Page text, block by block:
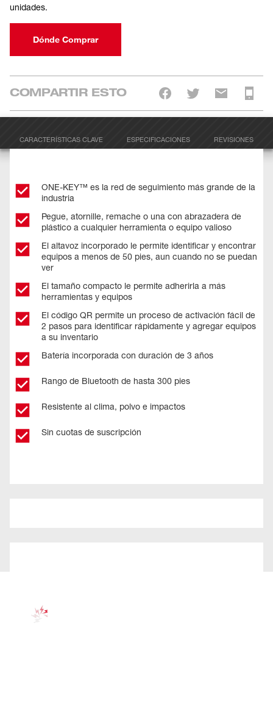
unidades.
Dónde Comprar
COMPARTIR ESTO
CARACTERÍSTICAS CLAVE ESPECIFICACIONES REVISIONES
ONE-KEY™ es la red de seguimiento más grande de la
industria
Pegue, atornille, remache o una con abrazadera de
plástico a cualquier herramienta o equipo valioso
El altavoz incorporado le permite identificar y encontrar
equipos a menos de 50 pies, aun cuando no se puedan
ver
El tamaño compacto le permite adherirla a más
herramientas y equipos
El código QR permite un proceso de activación fácil de
2 pasos para identificar rápidamente y agregar equipos
a su inventario
Batería incorporada con duración de 3 años
Rango de Bluetooth de hasta 300 pies
Resistente al clima, polvo e impactos
Sin cuotas de suscripción